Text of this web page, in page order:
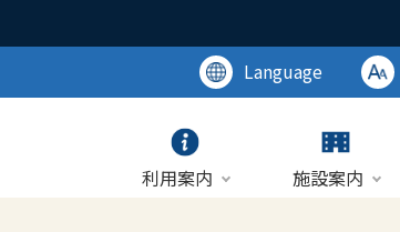
Language
利用案内 施設案内